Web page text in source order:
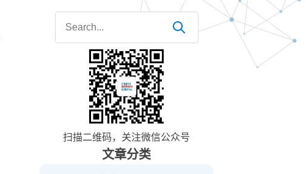
for:
扫描二维码，关注微信公众号
文章分类